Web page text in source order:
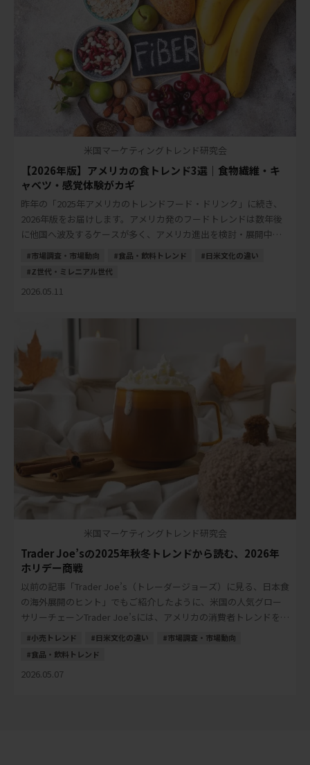
米国マーケティングトレンド研究会
【2026年版】アメリカの食トレンド3選｜食物繊維・キ
ャベツ・感覚体験がカギ
昨年の「2025年アメリカのトレンドフード・ドリンク」に続き、
2026年版をお届けします。アメリカ発のフードトレンドは数年後
に他国へ波及するケースが多く、アメリカ進出を検討・展開中の
日本の食品・飲料メーカーにとって、先読 […]
市場調査・市場動向 食品・飲料トレンド
日米文化の違い
Z世代・ミレニアル世代
2026.05.11
米国マーケティングトレンド研究会
Trader Joe’sの2025年秋冬トレンドから読む、2026年
ホリデー商戦
以前の記事「Trader Joe’s（トレーダージョーズ）に見る、日本食
の海外展開のヒント」でもご紹介したように、米国の人気グロー
サリーチェーンTrader Joe’sには、アメリカの消費者トレンドを読
み解くヒントが多く […]
小売トレンド 日米文化の違い
市場調査・市場動向
食品・飲料トレンド
2026.05.07